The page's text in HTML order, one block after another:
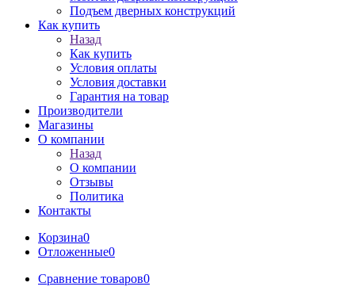
Подъем дверных конструкций
Как купить
Назад
Как купить
Условия оплаты
Условия доставки
Гарантия на товар
Производители
Магазины
О компании
Назад
О компании
Отзывы
Политика
Контакты
Корзина0
Отложенные0
Сравнение товаров0